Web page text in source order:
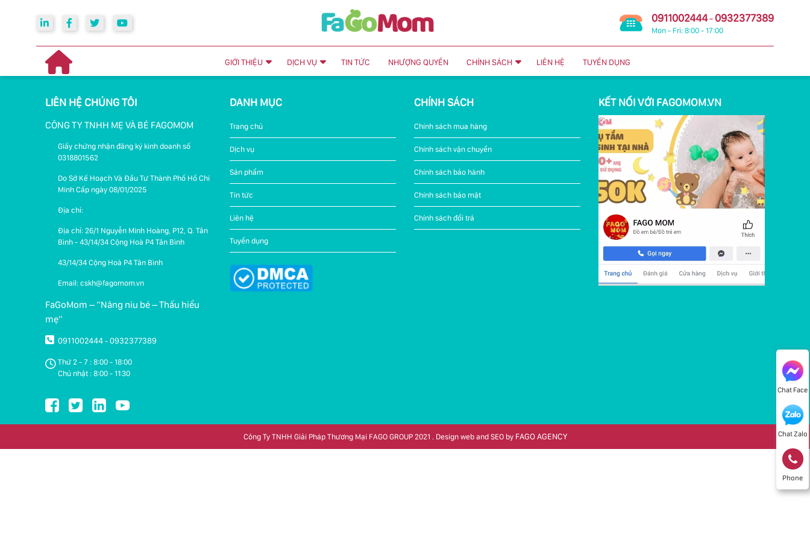
0911002444-0932377389
Mon - Fri: 8:00 - 17:00
GIỚI THIỆU DỊCH VỤ TIN TỨC NHƯỢNG QUYỀN CHÍNH SÁCH LIÊN HỆ TUYỂN DỤNG
Chat Face
Chat Zalo
Phone
LIÊN HỆ CHÚNG TÔI
CÔNG TY TNHH MẸ VÀ BÉ FAGOMOM
Giấy chứng nhận đăng ký kinh doanh số
0318801562
Do Sở Kế Hoạch Và Đầu Tư Thành Phố Hồ Chí
Minh Cấp ngày 08/01/2025
Địa chỉ:
Địa chỉ: 26/1 Nguyễn Minh Hoàng, P12, Q. Tân
Bình - 43/14/34 Cộng Hoà P4 Tân Bình
43/14/34 Cộng Hoà P4 Tân Bình
Email: cskh@fagomom.vn
FaGoMom – “Nâng niu bé – Thấu hiểu
mẹ”
0911002444 - 0932377389
Thứ 2 - 7 : 8:00 - 18:00
Chủ nhật : 8:00 - 11:30
DANH MỤC
Trang chủ
Dịch vụ
Sản phẩm
Tin tức
Liên hệ
Tuyển dụng
CHÍNH SÁCH
Chính sách mua hàng
Chính sách vận chuyển
Chính sách bảo hành
Chính sách bảo mật
Chính sách đổi trả
KẾT NỐI VỚI FAGOMOM.VN
Công Ty TNHH Giải Pháp Thương Mại FAGO GROUP 2021 . Design web and SEO by FAGO AGENCY